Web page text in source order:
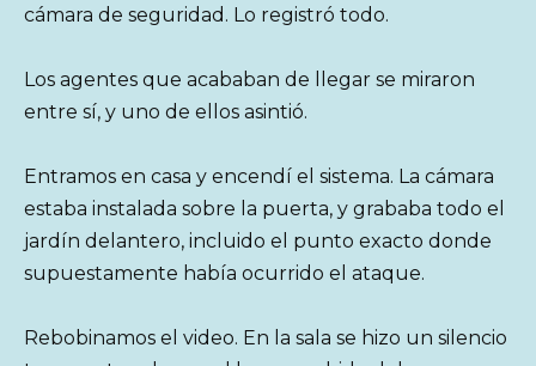
cámara de seguridad. Lo registró todo.
Los agentes que acababan de llegar se miraron
entre sí, y uno de ellos asintió.
Entramos en casa y encendí el sistema. La cámara
estaba instalada sobre la puerta, y grababa todo el
jardín delantero, incluido el punto exacto donde
supuestamente había ocurrido el ataque.
Rebobinamos el video. En la sala se hizo un silencio